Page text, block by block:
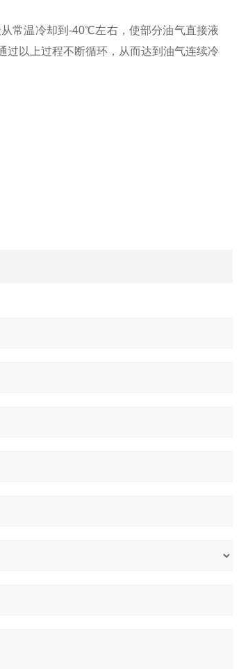
常温冷却到-40℃左右，使部分油气直接液
过以上过程不断循环，从而达到油气连续冷